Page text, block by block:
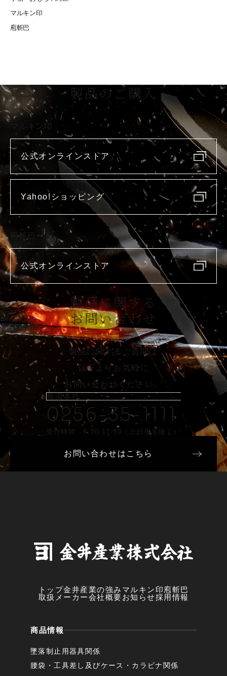
マルキン印
庖斬巴
製品のご購入
マルキン印
公式オンラインストア
Yahoo!ショッピング
庖斬巴
公式オンラインストア
製品に関する
お問い合わせ
製品に関するご質問は
以下よりお気軽に
お問い合わせください。
新潟本社
0256-35-1111
受付時間 8:30-17:30（土日祝を除く）
お問い合わせはこちら
トップ金井産業の強み マルキン印 庖斬巴
取扱メーカー会社概要お知らせ採用情報
商品情報
墜落制止用器具関係
腰袋・工具差し及びケース・カラビナ関係